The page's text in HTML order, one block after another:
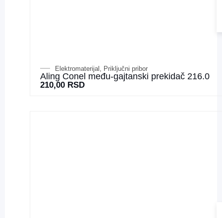
Elektromaterijal Priključni pribor
Aling Conel među-gajtanski prekidač 216.0
210,00 RSD